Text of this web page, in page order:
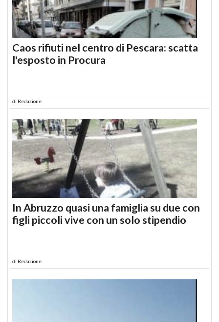
Caos rifiuti nel centro di Pescara: scatta
l'esposto in Procura
di Redazione
In Abruzzo quasi una famiglia su due con
figli piccoli vive con un solo stipendio
di Redazione